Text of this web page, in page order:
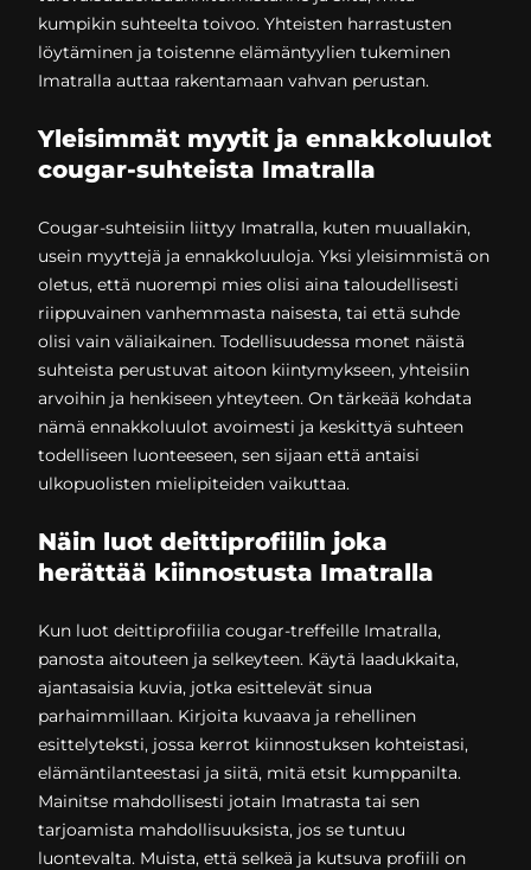
kumpikin suhteelta toivoo. Yhteisten harrastusten
löytäminen ja toistenne elämäntyylien tukeminen
Imatralla auttaa rakentamaan vahvan perustan.
Yleisimmät myytit ja ennakkoluulot
cougar-suhteista Imatralla
Cougar-suhteisiin liittyy Imatralla, kuten muuallakin,
usein myyttejä ja ennakkoluuloja. Yksi yleisimmistä on
oletus, että nuorempi mies olisi aina taloudellisesti
riippuvainen vanhemmasta naisesta, tai että suhde
olisi vain väliaikainen. Todellisuudessa monet näistä
suhteista perustuvat aitoon kiintymykseen, yhteisiin
arvoihin ja henkiseen yhteyteen. On tärkeää kohdata
nämä ennakkoluulot avoimesti ja keskittyä suhteen
todelliseen luonteeseen, sen sijaan että antaisi
ulkopuolisten mielipiteiden vaikuttaa.
Näin luot deittiprofiilin joka
herättää kiinnostusta Imatralla
Kun luot deittiprofiilia cougar-treffeille Imatralla,
panosta aitouteen ja selkeyteen. Käytä laadukkaita,
ajantasaisia kuvia, jotka esittelevät sinua
parhaimmillaan. Kirjoita kuvaava ja rehellinen
esittelyteksti, jossa kerrot kiinnostuksen kohteistasi,
elämäntilanteestasi ja siitä, mitä etsit kumppanilta.
Mainitse mahdollisesti jotain Imatrasta tai sen
tarjoamista mahdollisuuksista, jos se tuntuu
luontevalta. Muista, että selkeä ja kutsuva profiili on